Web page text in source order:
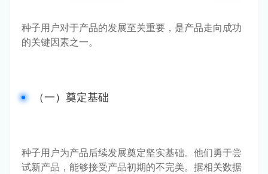
种子用户对于产品的发展至关重要，是产品走向成功
的关键因素之一。
（一）奠定基础
种子用户为产品后续发展奠定坚实基础。他们勇于尝
试新产品，能够接受产品初期的不完美。据相关数据